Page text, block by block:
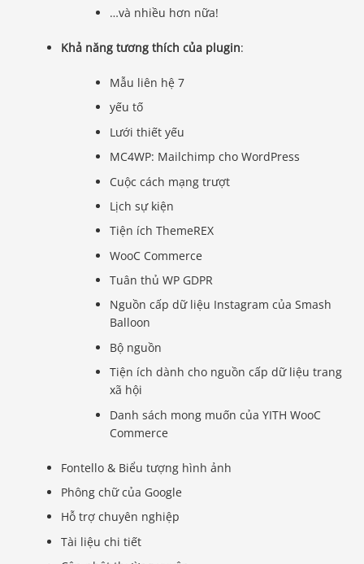
…và nhiều hơn nữa!
Khả năng tương thích của plugin:
Mẫu liên hệ 7
yếu tố
Lưới thiết yếu
MC4WP: Mailchimp cho WordPress
Cuộc cách mạng trượt
Lịch sự kiện
Tiện ích ThemeREX
WooC Commerce
Tuân thủ WP GDPR
Nguồn cấp dữ liệu Instagram của Smash
Balloon
Bộ nguồn
Tiện ích dành cho nguồn cấp dữ liệu trang
xã hội
Danh sách mong muốn của YITH WooC
Commerce
Fontello & Biểu tượng hình ảnh
Phông chữ của Google
Hỗ trợ chuyên nghiệp
Tài liệu chi tiết